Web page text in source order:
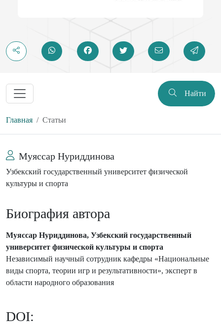
Найти
Главная Статьи
Муяссар Нуриддинова
Узбекский государственный университет физической
культуры и спорта
Биография автора
Муяссар Нуриддинова, Узбекский государственный
университет физической культуры и спорта
Независимый научный сотрудник кафедры «Национальные
виды спорта, теории игр и результативности», эксперт в
области народного образования
DOI: